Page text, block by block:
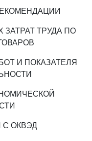
ТРУДА ПО
И ПОКАЗАТЕЛЯ
С ОКВЭД